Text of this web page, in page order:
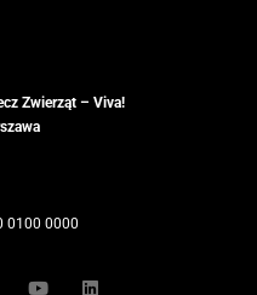
Zwierząt – Viva!
0100 0000
o i